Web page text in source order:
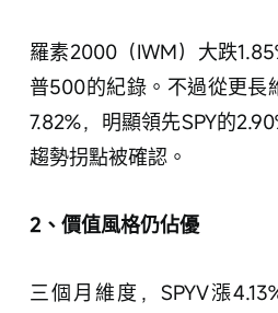
羅素2000（IWM）大跌
普500的紀錄。不過從更
7.82%，明顯領先SPY的
趨勢拐點被確認。
2、價值風格仍佔優
三個月維度，SPYV漲